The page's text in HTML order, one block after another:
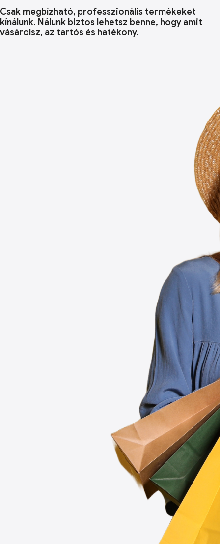
Csak megbízható, professzionális termékeket
kínálunk. Nálunk biztos lehetsz benne, hogy amit
vásárolsz, az tartós és hatékony.